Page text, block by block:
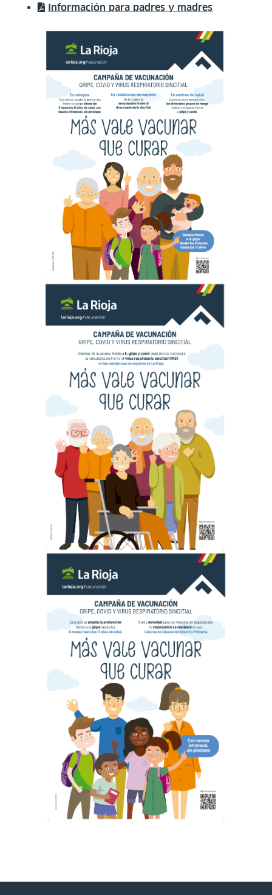
Información para padres y madres